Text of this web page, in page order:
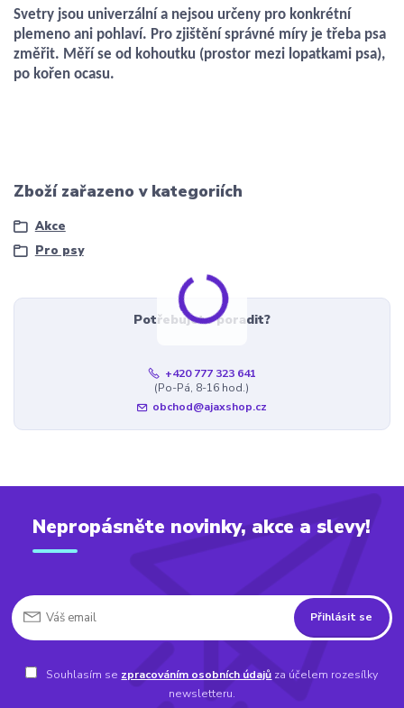
Svetry jsou univerzální a nejsou určeny pro konkrétní
plemeno ani pohlaví. Pro zjištění správné míry je třeba psa
změřit. Měří se od kohoutku (prostor mezi lopatkami psa),
po kořen ocasu.
Zboží zařazeno v kategoriích
Akce
Pro psy
Potřebujete poradit?
+420 777 323 641
(Po-Pá, 8-16 hod.)
obchod@ajaxshop.cz
Nepropásněte novinky, akce a slevy!
Přihlásit se
Souhlasím se zpracováním osobních údajů za účelem rozesílky
newsletteru.